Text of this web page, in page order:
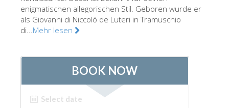
Opificio delle Pietre Dure
Museo Galileo
The Arnolfo\'s tower
Vasari Corridor
Palazzo Vecchio
enigmatischen allegorischen Stil. Geboren wurde er
als Giovanni di Niccoló de Luteri in Tramuschio
di...Mehr lesen